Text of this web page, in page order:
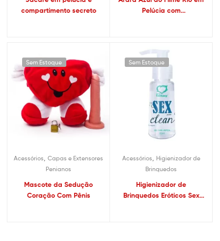
compartimento secreto
Pelúcia com
Sem Estoque
Acessórios Capas e Extensores
Penianos
Mascote da Sedução
Coração Com Pênis
Sem Estoque
Acessórios
Higienizador de
Brinquedos
Higienizador de
Brinquedos Eróticos Sex